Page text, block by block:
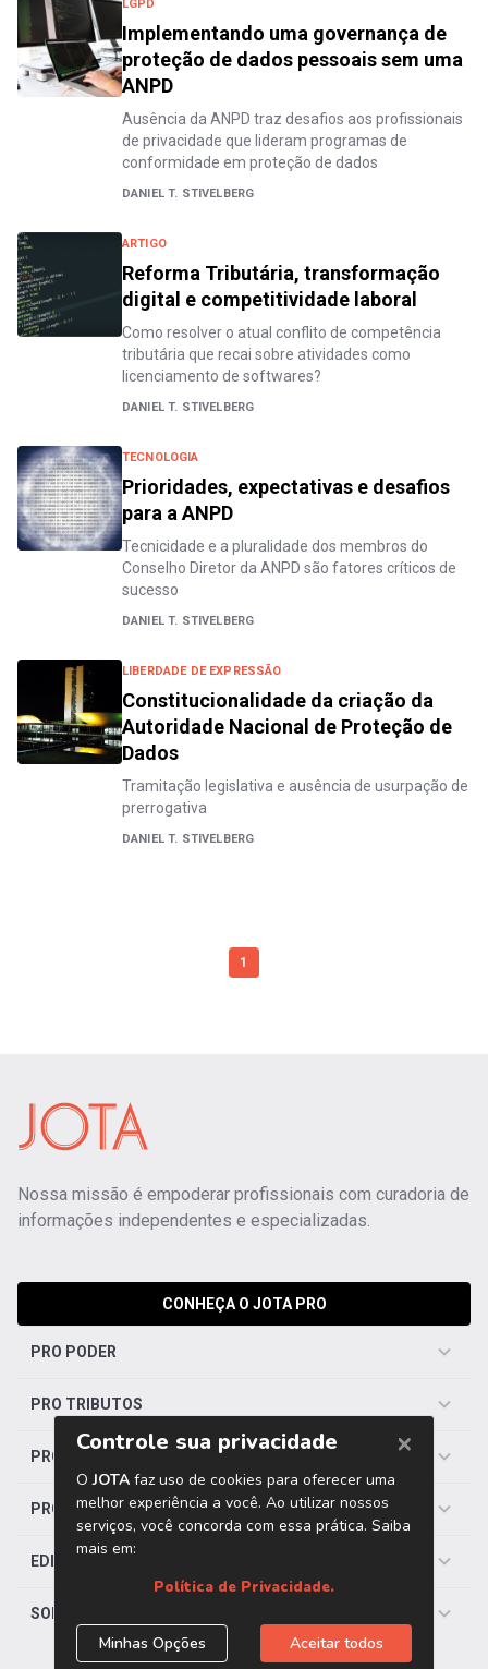
LGPD
Implementando uma governança de
proteção de dados pessoais sem uma
ANPD
Ausência da ANPD traz desafios aos profissionais
de privacidade que lideram programas de
conformidade em proteção de dados
DANIEL T. STIVELBERG
ARTIGO
Reforma Tributária, transformação
digital e competitividade laboral
Como resolver o atual conflito de competência
tributária que recai sobre atividades como
licenciamento de softwares?
DANIEL T. STIVELBERG
TECNOLOGIA
Prioridades, expectativas e desafios
para a ANPD
Tecnicidade e a pluralidade dos membros do
Conselho Diretor da ANPD são fatores críticos de
sucesso
DANIEL T. STIVELBERG
LIBERDADE DE EXPRESSÃO
Constitucionalidade da criação da
Autoridade Nacional de Proteção de
Dados
Tramitação legislativa e ausência de usurpação de
prerrogativa
DANIEL T. STIVELBERG
1
Nossa missão é empoderar profissionais com curadoria de
informações independentes e especializadas.
CONHEÇA O JOTA PRO
PRO PODER
PRO TRIBUTOS
PRO TRABALHISTA
PRO SAÚDE
EDITORIAS
SOBRE O JOTA